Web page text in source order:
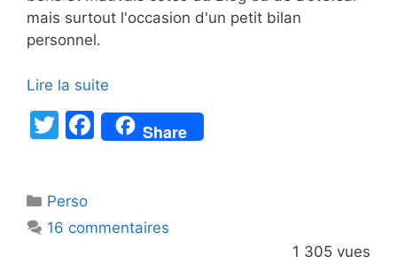
mais surtout l'occasion d'un petit bilan
personnel.
Lire la suite
T
er
F
a
b
Share
Catégories
Perso
16 commentaires
1 305 vues